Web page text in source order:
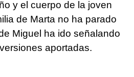
y el cuerpo de la joven
de Marta no ha parado
Miguel ha ido señalando
aportadas.